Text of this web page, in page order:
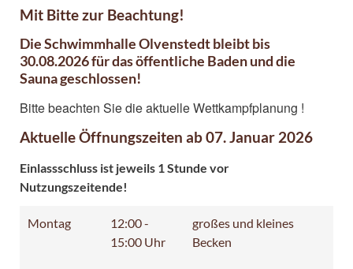
Mit Bitte zur Beachtung!
Die Schwimmhalle Olvenstedt bleibt bis
30.08.2026 für das öffentliche Baden und die
Sauna geschlossen!
Bitte beachten Sie die aktuelle Wettkampfplanung !
Aktuelle Öffnungszeiten ab 07. Januar 2026
Einlassschluss ist jeweils 1 Stunde vor
Nutzungszeitende!
Montag
12:00 -
15:00 Uhr
großes und kleines
Becken